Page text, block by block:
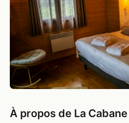
À propos de La